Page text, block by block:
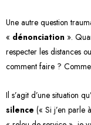
Une autre question
« dénonciation ».
respecter les distances
comment faire ?
Il s’agit d’une situation
silence (« Si j’en parle